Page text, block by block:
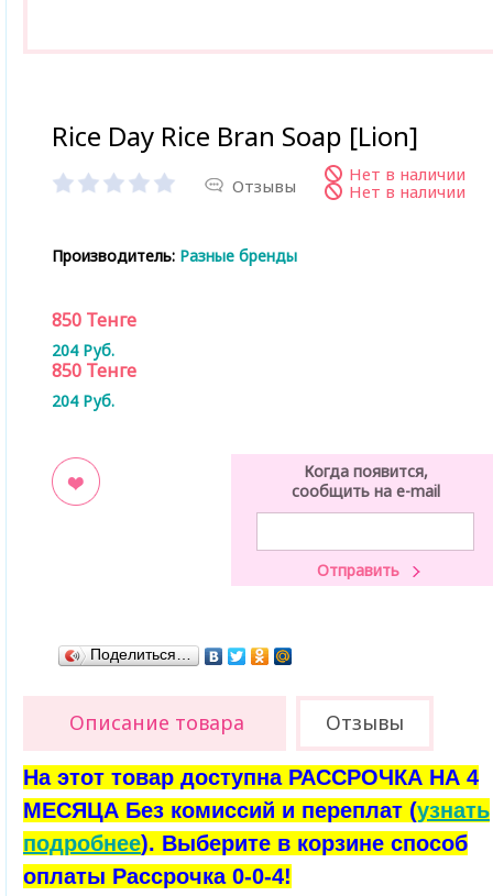
Rice Day Rice Bran Soap [Lion]
Отзывы
Нет в наличии
Нет в наличии
Производитель: Разные бренды
850 Тенге
204 Руб.
850 Тенге
204 Руб.
Когда появится,
сообщить на e-mail
Поделиться…
Описание товара Отзывы
На этот товар доступна РАССРОЧКА НА 4
МЕСЯЦА Без комиссий и переплат (узнать
подробнее). Выберите в корзине способ
оплаты Рассрочка 0-0-4!